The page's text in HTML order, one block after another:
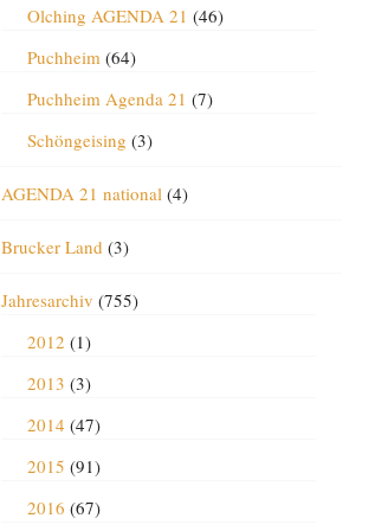
Olching AGENDA 21 (46)
Puchheim(64)
Puchheim Agenda 21 (7)
Schöngeising (3)
AGENDA 21 national(4)
Brucker Land (3)
Jahresarchiv (755)
2012 (1)
2013 (3)
2014 (47)
2015 (91)
2016 (67)